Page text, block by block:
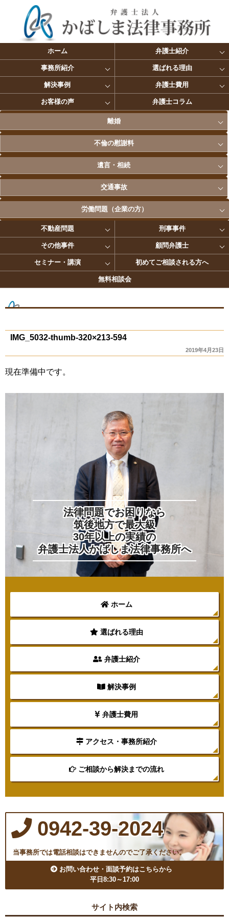
ホーム 弁護士紹介
事務所紹介 選ばれる理由
解決事例 弁護士費用
お客様の声 弁護士コラム
離婚
不倫の慰謝料
遺言・相続
交通事故
労働問題（企業の方）
不動産問題 刑事事件
その他事件 顧問弁護士
セミナー・講演 初めてご相談される方へ
無料相談会
IMG_5032-thumb-320×213-594
2019年4月23日
現在準備中です。
法律問題でお困りなら
筑後地方で最大級
30年以上の実績の
弁護士法人かばしま法律事務所へ
ホーム
選ばれる理由
弁護士紹介
解決事例
弁護士費用
アクセス・事務所紹介
ご相談から解決までの流れ
0942-39-2024
当事務所では電話相談はできませんのでご了承ください。
お問い合わせ・面談予約はこちらから
平日8:30～17:00
サイト内検索